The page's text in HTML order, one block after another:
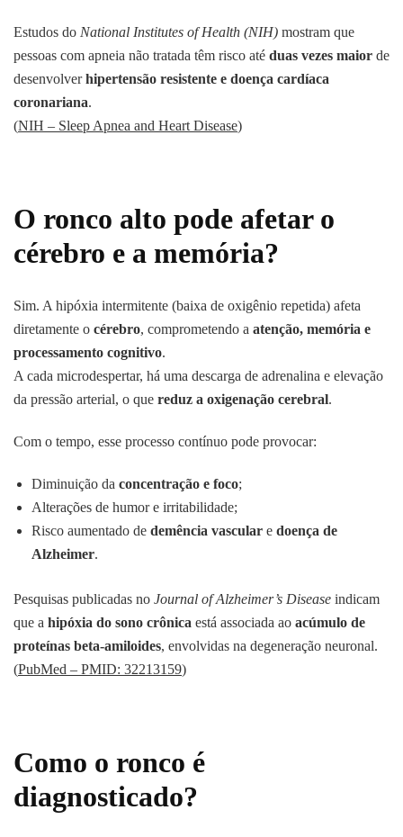
Estudos do National Institutes of Health (NIH) mostram que
pessoas com apneia não tratada têm risco até duas vezes maior de
desenvolverhipertensão resistente e doença cardíaca
coronariana.
(NIH – Sleep Apnea and Heart Disease)
O ronco alto pode afetar o
cérebro e a memória?
Sim. A hipóxia intermitente (baixa de oxigênio repetida) afeta
diretamente o cérebro, comprometendo a atenção, memória e
processamento cognitivo.
A cada microdespertar, há uma descarga de adrenalina e elevação
da pressão arterial, o que reduz a oxigenação cerebral.
Com o tempo, esse processo contínuo pode provocar:
Diminuição da concentração e foco;
Alterações de humor e irritabilidade;
Risco aumentado de demência vascular e doença de
Alzheimer.
Pesquisas publicadas no Journal of Alzheimer’s Disease indicam
que a hipóxia do sono crônica está associada ao acúmulo de
proteínas beta-amiloides, envolvidas na degeneração neuronal.
(PubMed – PMID: 32213159)
Como o ronco é
diagnosticado?